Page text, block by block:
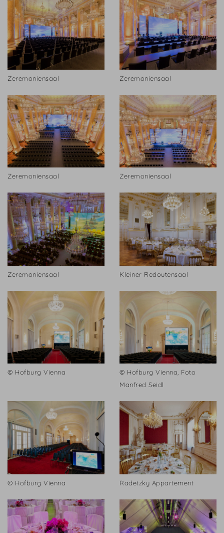
Zeremoniensaal Zeremoniensaal
Zeremoniensaal Zeremoniensaal
Zeremoniensaal Kleiner Redoutensaal
© Hofburg Vienna
© Hofburg Vienna, Foto
Manfred Seidl
© Hofburg Vienna Radetzky Appartement